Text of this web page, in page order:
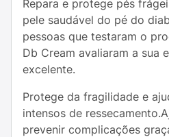
Repara e protege pés
pele saudável do pé do
pessoas que testaram o
Db Cream avaliaram a sua
excelente.
Protege da fragilidade e
intensos de
prevenir complicações